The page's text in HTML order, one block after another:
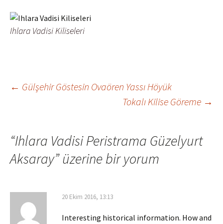
Ihlara Vadisi Kiliseleri
Yazı
← Gülşehir Göstesin Ovaören Yassı Höyük
Tokalı Kilise Göreme →
“Ihlara Vadisi Peristrama Güzelyurt
Aksaray” üzerine bir yorum
20 Ekim 2016, 13:13
Interesting historical information. How and